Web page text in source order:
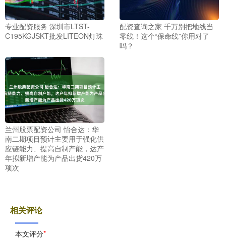
专业配资服务 深圳市LTST-
C195KGJSKT批发LITEON灯珠
配资查询之家 千万别把地线当
零线！这个“保命线”你用对了
吗？
兰州股票配资公司 怡合达：华
南二期项目预计主要用于强化供
应链能力、提高自制产能，达产
年拟新增产能为产品出货420万
项次
相关评论
本文评分*